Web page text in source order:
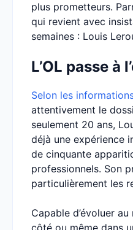
plus prometteurs.
qui revient avec
semaines : Louis
L’OL passe à
Selon les
attentivement le
seulement 20 ans,
déjà une expérience
de cinquante
professionnels. Son
particulièrement les
Capable d’évoluer
côté ou même dans